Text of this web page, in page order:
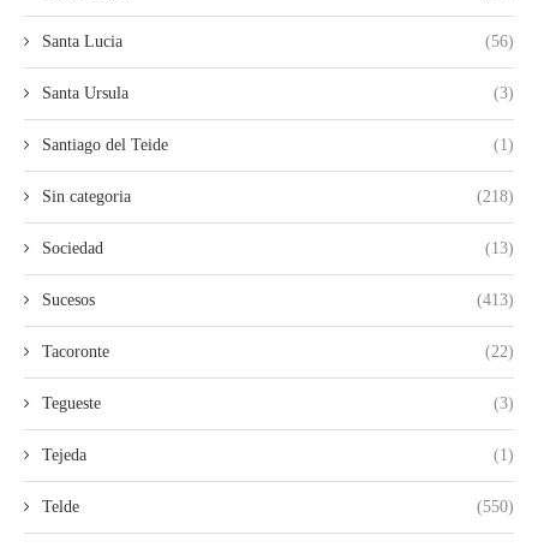
Santa Lucia (56)
Santa Ursula (3)
Santiago del Teide (1)
Sin categoria (218)
Sociedad (13)
Sucesos (413)
Tacoronte (22)
Tegueste (3)
Tejeda (1)
Telde (550)